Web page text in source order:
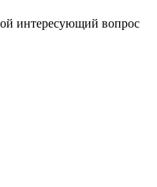
интересующий вопрос